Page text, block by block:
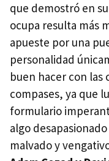
que demostró en
ocupa resulta más
apueste por una
personalidad
buen hacer con las
compases, ya que
formulario
algo
malvado y